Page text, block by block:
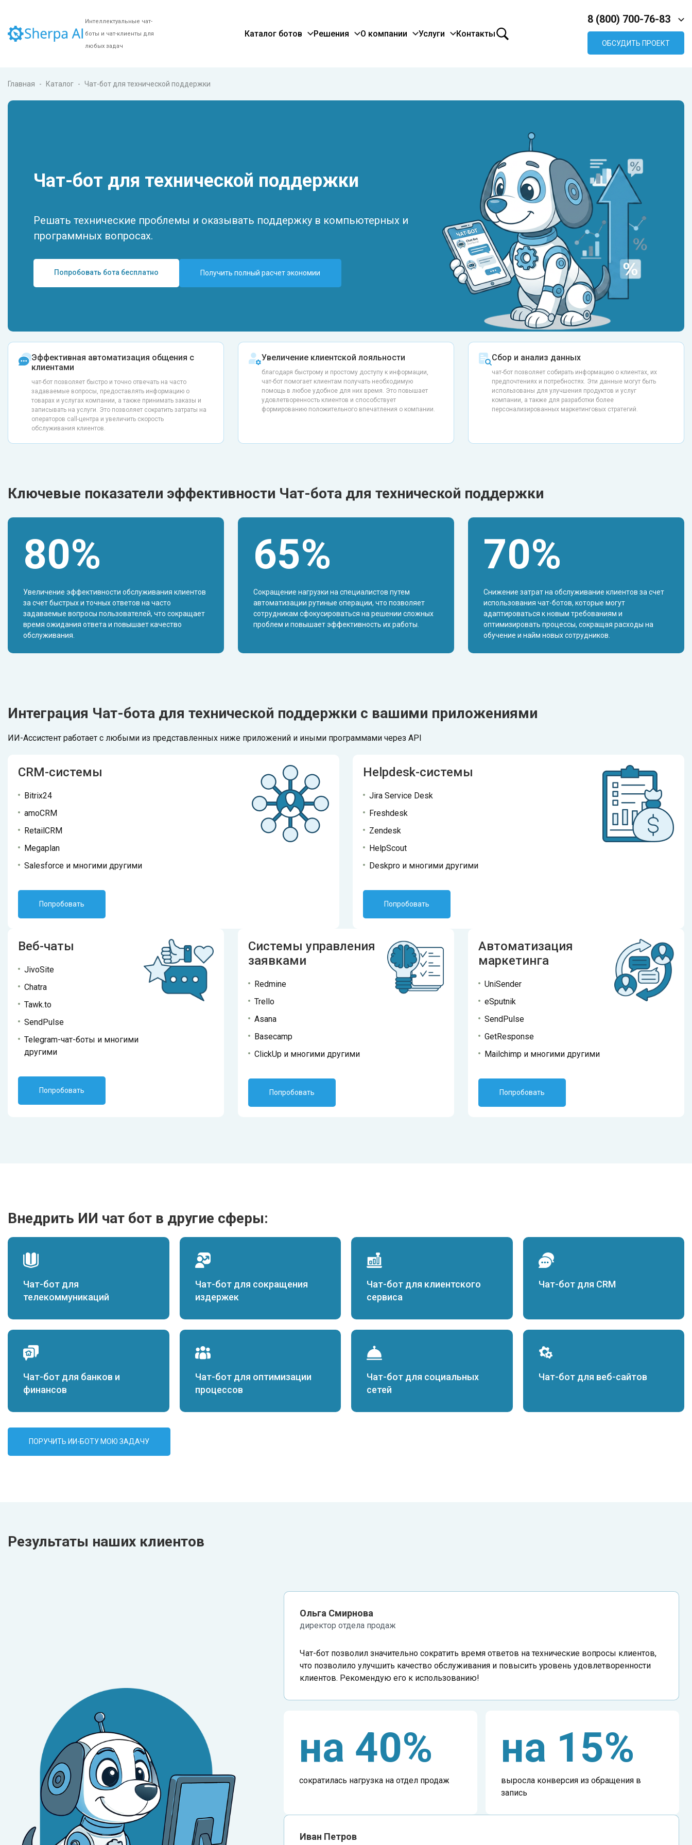
Интеллектуальные чат-
боты и чат-клиенты для
любых задач
Каталог ботов Решения О компании Услуги Контакты
8 (800) 700-76-83
ОБСУДИТЬ ПРОЕКТ
Главная Каталог Чат-бот для технической поддержки
Чат-бот для технической поддержки
Решать технические проблемы и оказывать поддержку в компьютерных и
программных вопросах.
Попробовать бота бесплатно Получить полный расчет экономии
Эффективная автоматизация общения с
клиентами
чат-бот позволяет быстро и точно отвечать на часто
задаваемые вопросы, предоставлять информацию о
товарах и услугах компании, а также принимать заказы и
записывать на услуги. Это позволяет сократить затраты на
операторов call-центра и увеличить скорость
обслуживания клиентов.
Увеличение клиентской лояльности
благодаря быстрому и простому доступу к информации,
чат-бот помогает клиентам получать необходимую
помощь в любое удобное для них время. Это повышает
удовлетворенность клиентов и способствует
формированию положительного впечатления о компании.
Сбор и анализ данных
чат-бот позволяет собирать информацию о клиентах, их
предпочтениях и потребностях. Эти данные могут быть
использованы для улучшения продуктов и услуг
компании, а также для разработки более
персонализированных маркетинговых стратегий.
Ключевые показатели эффективности Чат-бота для технической поддержки
80%
Увеличение эффективности обслуживания клиентов
за счет быстрых и точных ответов на часто
задаваемые вопросы пользователей, что сокращает
время ожидания ответа и повышает качество
обслуживания.
65%
Сокращение нагрузки на специалистов путем
автоматизации рутиные операции, что позволяет
сотрудникам сфокусироваться на решении сложных
проблем и повышает эффективность их работы.
70%
Снижение затрат на обслуживание клиентов за счет
использования чат-ботов, которые могут
адаптироваться к новым требованиям и
оптимизировать процессы, сокращая расходы на
обучение и найм новых сотрудников.
Интеграция Чат-бота для технической поддержки с вашими приложениями
ИИ-Ассистент работает с любыми из представленных ниже приложений и иными программами через API
CRM-системы
Bitrix24
amoCRM
RetailCRM
Megaplan
Salesforce и многими другими
Попробовать
Helpdesk-системы
Jira Service Desk
Freshdesk
Zendesk
HelpScout
Deskpro и многими другими
Попробовать
Веб-чаты
JivoSite
Chatra
Tawk.to
SendPulse
Telegram-чат-боты и многими
другими
Попробовать
Системы управления
заявками
Redmine
Trello
Asana
Basecamp
ClickUp и многими другими
Попробовать
Автоматизация
маркетинга
UniSender
eSputnik
SendPulse
GetResponse
Mailchimp и многими другими
Попробовать
Внедрить ИИ чат бот в другие сферы:
Чат-бот для
телекоммуникаций
Чат-бот для сокращения
издержек
Чат-бот для клиентского
сервиса
Чат-бот для CRM
Чат-бот для банков и
финансов
Чат-бот для оптимизации
процессов
Чат-бот для социальных
сетей
Чат-бот для веб-сайтов
ПОРУЧИТЬ ИИ-БОТУ МОЮ ЗАДАЧУ
Результаты наших клиентов
Ольга Смирнова
директор отдела продаж
Чат-бот позволил значительно сократить время ответов на технические вопросы клиентов,
что позволило улучшить качество обслуживания и повысить уровень удовлетворенности
клиентов. Рекомендую его к использованию!
на 40%
сократилась нагрузка на отдел продаж
на 15%
выросла конверсия из обращения в
запись
Иван Петров